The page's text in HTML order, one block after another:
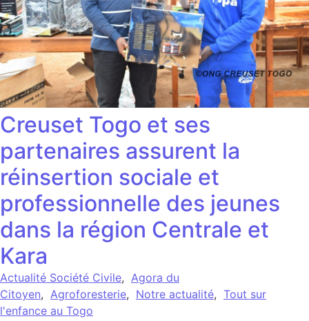
Creuset Togo et ses
partenaires assurent la
réinsertion sociale et
professionnelle des jeunes
dans la région Centrale et
Kara
Actualité Société Civile, Agora du
Citoyen, Agroforesterie, Notre actualité, Tout sur
l'enfance au Togo